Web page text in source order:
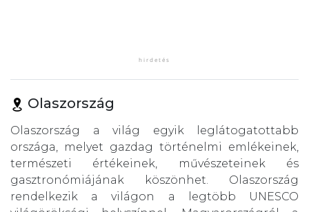
Olaszország
Olaszország a világ egyik leglátogatottabb
országa, melyet gazdag történelmi emlékeinek,
természeti értékeinek, művészeteinek és
gasztronómiájának köszönhet. Olaszország
rendelkezik a világon a legtöbb UNESCO